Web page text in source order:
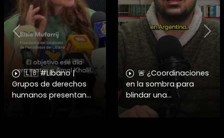
🇱🇧 #Libano |
Grupos de derechos
humanos presentan
🚨 ¿Coordinaciones
en la sombra para
blindar una
candidatura
presidencial? Nuevos
Previous